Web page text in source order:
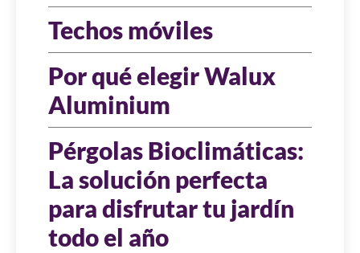
Techos móviles
Por qué elegir Walux
Aluminium
Pérgolas Bioclimáticas:
La solución perfecta
para disfrutar tu jardín
todo el año